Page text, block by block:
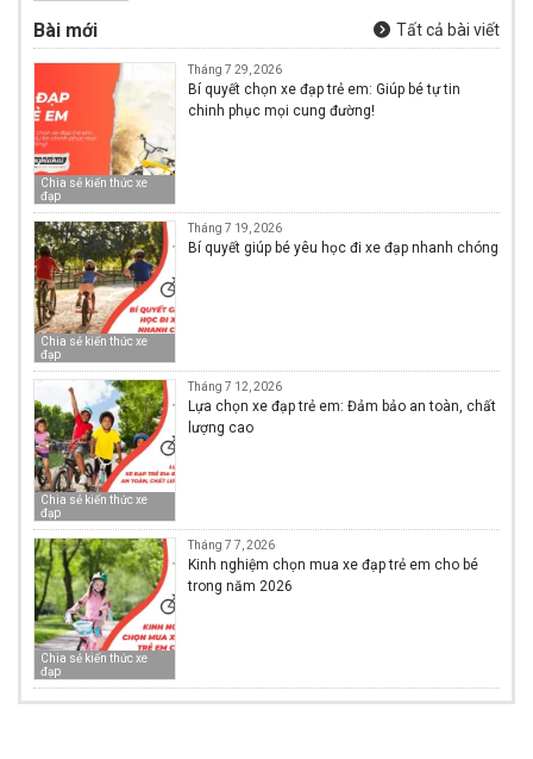
Bài mới Tất cả bài viết
Chia sẻ kiến thức xe
đạp
Tháng 7 29, 2026
Bí quyết chọn xe đạp trẻ em: Giúp bé tự tin
chinh phục mọi cung đường!
Chia sẻ kiến thức xe
đạp
Tháng 7 19, 2026
Bí quyết giúp bé yêu học đi xe đạp nhanh chóng
Chia sẻ kiến thức xe
đạp
Tháng 7 12, 2026
Lựa chọn xe đạp trẻ em: Đảm bảo an toàn, chất
lượng cao
Chia sẻ kiến thức xe
đạp
Tháng 7 7, 2026
Kinh nghiệm chọn mua xe đạp trẻ em cho bé
trong năm 2026